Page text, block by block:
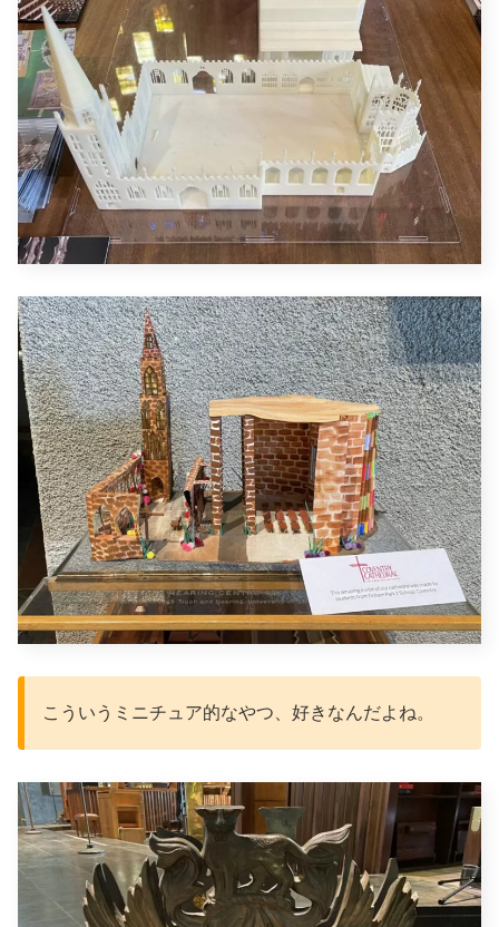
こういうミニチュア的なやつ、好きなんだよね。